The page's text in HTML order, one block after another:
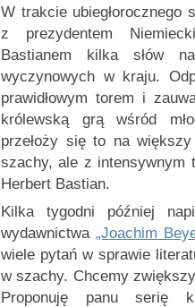
256 stron (twarda okładka)
ISBN 978-3-95920-074-5
II wydanie 2026
ISBN 978-3-95920-235-0
Wersja angielska
tym czasie wiele
zawodników do poziomu I
udostępniam w swoich
Współautorem nowej
korespondencyjnej Uwe
Więcej na stronie
W trakcie ubiegłorocznego
z prezydentem
Bastianem kilka słów
wyczynowych w kraju.
prawidłowym torem i
królewską grą wśród
przełoży się to na
szachy, ale z intensywnym
Herbert Bastian.
Kilka tygodni później
wydawnictwa„Joachim
wiele pytań w sprawie
w szachy. Chcemy
Proponuję panu serię